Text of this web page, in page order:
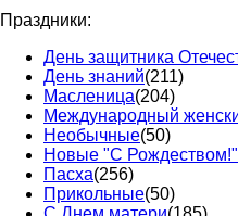
Праздники:
День защитника
День знаний(211)
Масленица(204)
Международный
Необычные(50)
Новые "С Рождеством!"
Пасха(256)
Прикольные(50)